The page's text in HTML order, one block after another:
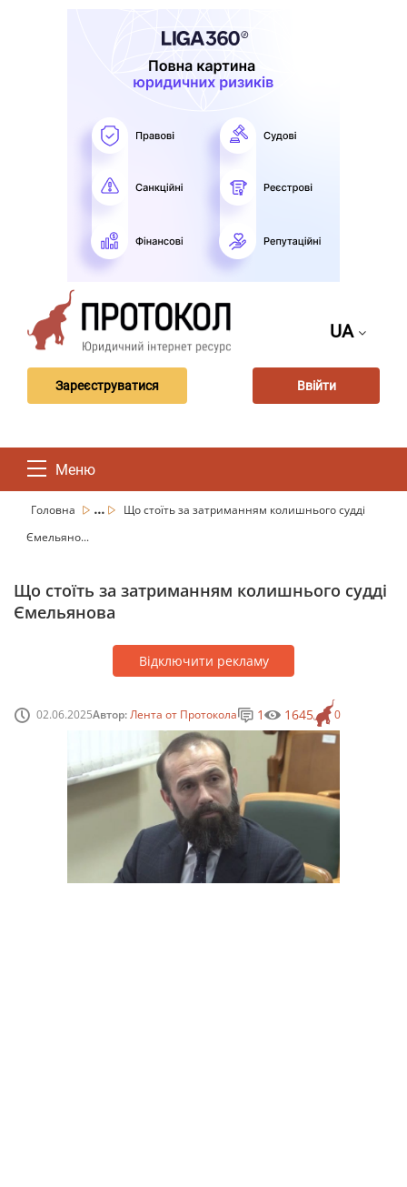
UA
Зареєструватися Ввійти
Меню
Головна ...
Що стоїть за затриманням колишнього судді
Ємельяно...
Що стоїть за затриманням колишнього судді
Ємельянова
Відключити рекламу
02.06.2025Автор:Лента от Протокола 0
1 1645